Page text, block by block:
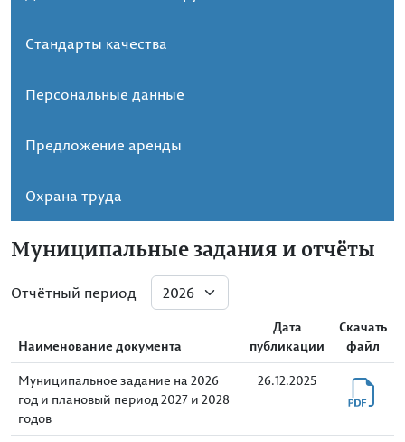
Стандарты качества
Персональные данные
Предложение аренды
Охрана труда
Муниципальные задания и отчёты
Отчётный период
Наименование документа
Дата
публикации
Скачать
файл
Муниципальное задание на 2026
год и плановый период 2027 и 2028
годов
26.12.2025